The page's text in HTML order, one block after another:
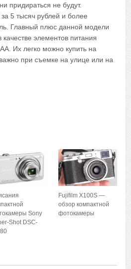
придираться не будут.
5 тысяч рублей и более
Главный плюс данной модели
элементов питания
Их легко можно купить на
при съемке на улице или на
Sony
Shot DSC-
Fujifilm X100S —
обзор компактной
фотокамеры